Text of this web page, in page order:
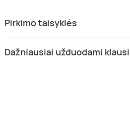
Pirkimo taisyklės
Dažniausiai užduodami